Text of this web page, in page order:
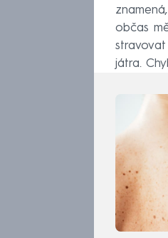
občas
játra.